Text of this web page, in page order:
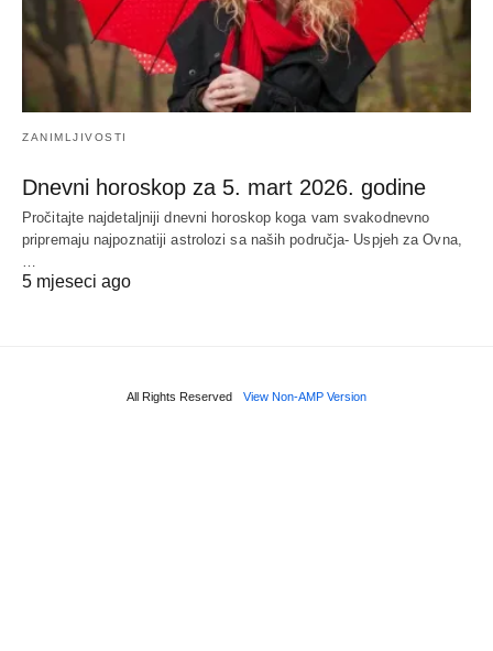
ZANIMLJIVOSTI
Dnevni horoskop za 5. mart 2026. godine
Pročitajte najdetaljniji dnevni horoskop koga vam svakodnevno
pripremaju najpoznatiji astrolozi sa naših područja- Uspjeh za Ovna,
…
5 mjeseci ago
All Rights Reserved View Non-AMP Version